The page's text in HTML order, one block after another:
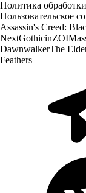
Политика
Пользовательское
Assassin's Creed:
NextGothicinZOI
DawnwalkerThe
Feathers